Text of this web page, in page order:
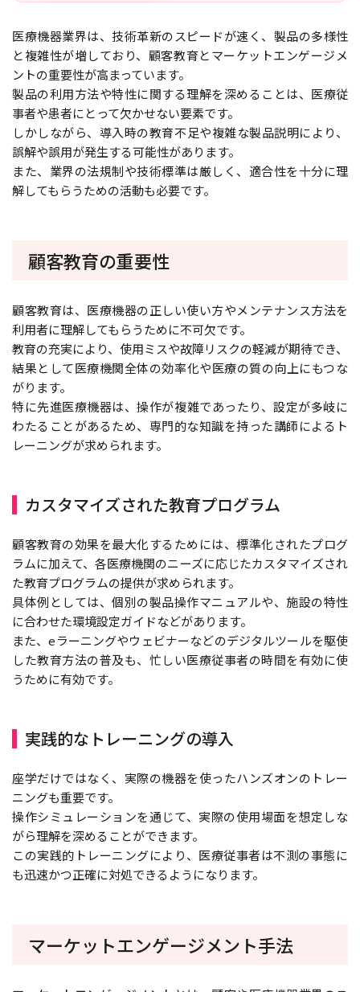
医療機器業界は、技術革新のスピードが速く、製品の多様性
と複雑性が増しており、顧客教育とマーケットエンゲージメ
ントの重要性が高まっています。
製品の利用方法や特性に関する理解を深めることは、医療従
事者や患者にとって欠かせない要素です。
しかしながら、導入時の教育不足や複雑な製品説明により、
誤解や誤用が発生する可能性があります。
また、業界の法規制や技術標準は厳しく、適合性を十分に理
解してもらうための活動も必要です。
顧客教育の重要性
顧客教育は、医療機器の正しい使い方やメンテナンス方法を
利用者に理解してもらうために不可欠です。
教育の充実により、使用ミスや故障リスクの軽減が期待でき、
結果として医療機関全体の効率化や医療の質の向上にもつな
がります。
特に先進医療機器は、操作が複雑であったり、設定が多岐に
わたることがあるため、専門的な知識を持った講師によるト
レーニングが求められます。
カスタマイズされた教育プログラム
顧客教育の効果を最大化するためには、標準化されたプログ
ラムに加えて、各医療機関のニーズに応じたカスタマイズされ
た教育プログラムの提供が求められます。
具体例としては、個別の製品操作マニュアルや、施設の特性
に合わせた環境設定ガイドなどがあります。
また、eラーニングやウェビナーなどのデジタルツールを駆使
した教育方法の普及も、忙しい医療従事者の時間を有効に使
うために有効です。
実践的なトレーニングの導入
座学だけではなく、実際の機器を使ったハンズオンのトレー
ニングも重要です。
操作シミュレーションを通じて、実際の使用場面を想定しな
がら理解を深めることができます。
この実践的トレーニングにより、医療従事者は不測の事態に
も迅速かつ正確に対処できるようになります。
マーケットエンゲージメント手法